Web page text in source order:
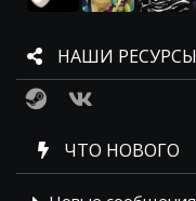
НАШИ РЕСУРСЫ
Steam
ЧТО НОВОГО